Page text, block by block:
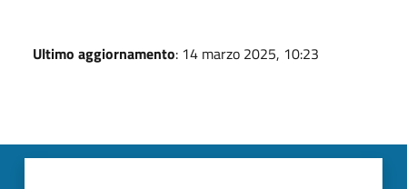
Ultimo aggiornamento: 14 marzo 2025, 10:23